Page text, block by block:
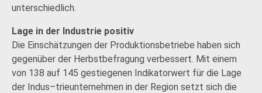
unterschiedlich.
Lage in der Industrie positiv
Die Einschätzungen der Produktionsbetriebe haben sich
gegenüber der Herbstbefragung verbessert. Mit einem
von 138 auf 145 gestiegenen Indikatorwert für die Lage
der Indus–trieunternehmen in der Region setzt sich die